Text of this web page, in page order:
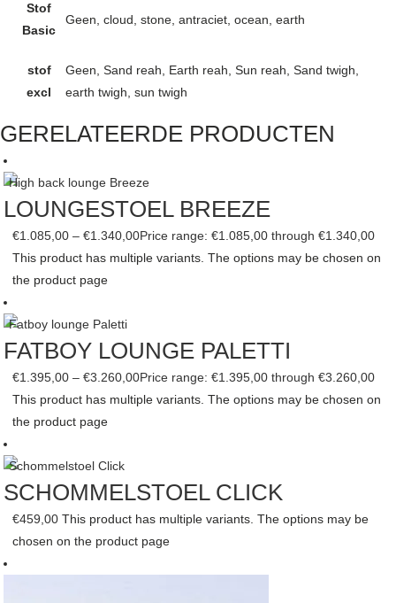
Stof
Basic
Geen, cloud, stone, antraciet, ocean, earth
stof
excl
Geen, Sand reah, Earth reah, Sun reah, Sand twigh,
earth twigh, sun twigh
GERELATEERDE PRODUCTEN
LOUNGESTOEL BREEZE
€1.085,00 – €1.340,00Price range: €1.085,00 through €1.340,00
This product has multiple variants. The options may be chosen on
the product page
FATBOY LOUNGE PALETTI
€1.395,00 – €3.260,00Price range: €1.395,00 through €3.260,00
This product has multiple variants. The options may be chosen on
the product page
SCHOMMELSTOEL CLICK
€459,00 This product has multiple variants. The options may be
chosen on the product page